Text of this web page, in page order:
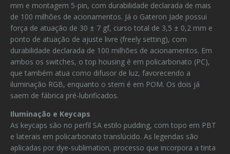
mm e montagem 5-pin, com durabilidade declarada de mais
de 100 milhões de acionamentos. Já o Gateron Jade possui
força de atuação de 30 ± 7 gf, curso total de 3,5 ± 0,2 mm e
ponto de atuação de ajuste livre (freely setting), com
durabilidade declarada de 100 milhões de acionamentos. Em
ambos os switches, o top housing é em policarbonato (PC),
que também atua como difusor de luz, favorecendo a
iluminação RGB, enquanto o stem é em POM. Os dois já
saem de fábrica pré-lubrificados.
Iluminação e Keycaps
As keycaps são no perfil SA estilo pudding, com topo em PBT
e laterais em policarbonato translúcido. As legendas são
aplicadas por dye-sublimation, processo que incorpora a tinta